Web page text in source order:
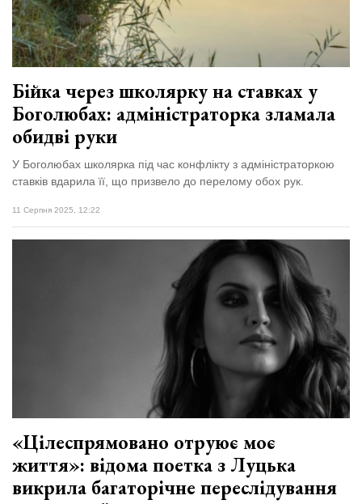
залишив у
Луцьку
три...
27 Липня 2026
724 переглядів
Персона
Лайф
Афіша
Бійка через школярку на ставках у
Боголюбах: адміністраторка зламала
обидві руки
У Боголюбах школярка під час конфлікту з адміністраторкою
ставків вдарила її, що призвело до перелому обох рук.
11 Серпня 2025, 12:22
«Цілеспрямовано отруює моє
життя»: відома поетка з Луцька
викрила багаторічне переслідування